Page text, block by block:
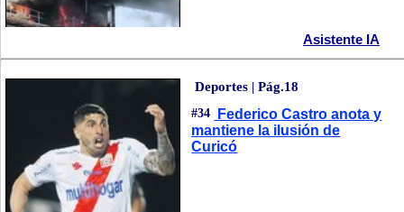
Asistente IA
Deportes | Pág.18
#34
Federico Castro anota y
mantiene la ilusión de
Curicó